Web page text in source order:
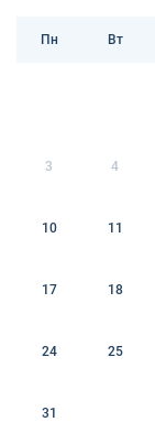
Пн Вт
3 4
10 11
17 18
24 25
31